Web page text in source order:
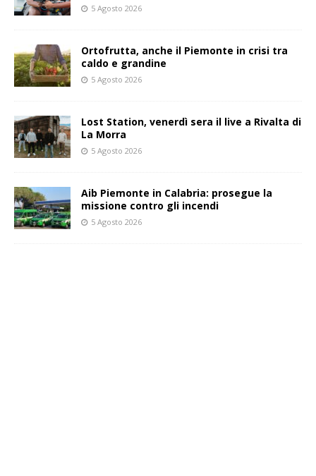
5 Agosto 2026
Ortofrutta, anche il Piemonte in crisi tra
caldo e grandine
5 Agosto 2026
Lost Station, venerdì sera il live a Rivalta di
La Morra
5 Agosto 2026
Aib Piemonte in Calabria: prosegue la
missione contro gli incendi
5 Agosto 2026